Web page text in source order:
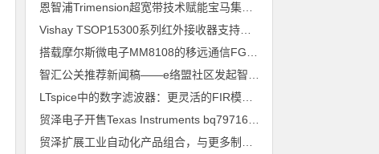
恩智浦Trimension超宽带技术赋能宝马集团Digital Key Plus及生命体存在检测功能
Vishay TSOP15300系列红外接收器支持所有主流遥控代码
LTspice中的数字滤波器：更灵活的FIR模型